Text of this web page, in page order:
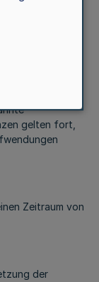
gelten fort,
Zeitraum von
der